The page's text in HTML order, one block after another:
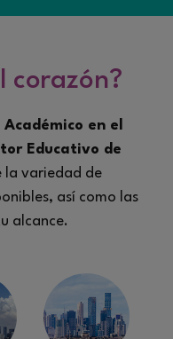
corazón?
Académico en el
Educativo de
la variedad de
así como las
alcance.